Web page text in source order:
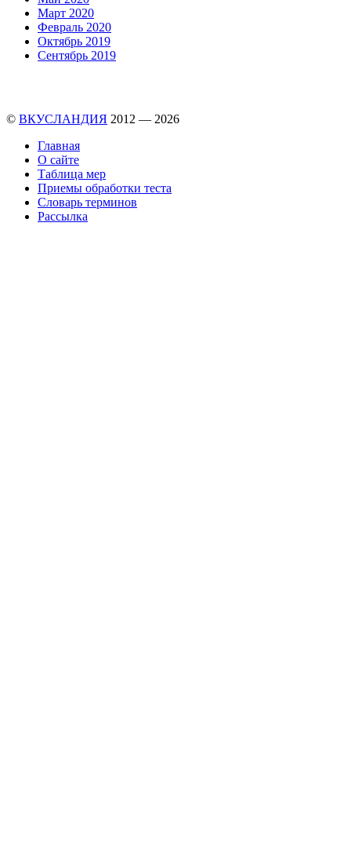
Март 2020
Февраль 2020
Октябрь 2019
Сентябрь 2019
© ВКУСЛАНДИЯ 2012 — 2026
Главная
О сайте
Таблица мер
Приемы обработки теста
Словарь терминов
Рассылка